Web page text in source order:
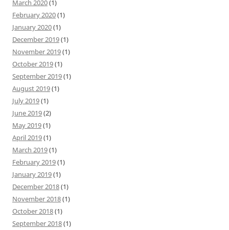
March 2020(1)
February 2020(1)
January 2020(1)
December 2019(1)
November 2019(1)
October 2019(1)
September 2019(1)
August 2019(1)
July 2019(1)
June 2019(2)
May 2019(1)
April 2019(1)
March 2019(1)
February 2019(1)
January 2019(1)
December 2018(1)
November 2018(1)
October 2018(1)
September 2018(1)